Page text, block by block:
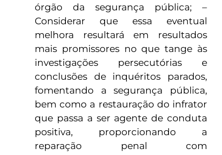
órgão da segurança pública; –
Considerar que essa eventual
melhora resultará em resultados
mais promissores no que tange às
investigações persecutórias e
conclusões de inquéritos parados,
fomentando a segurança pública,
bem como a restauração do infrator
que passa a ser agente de conduta
positiva, proporcionando a
reparação penal com